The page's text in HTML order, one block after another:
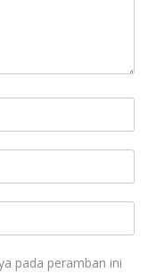
pada peramban ini